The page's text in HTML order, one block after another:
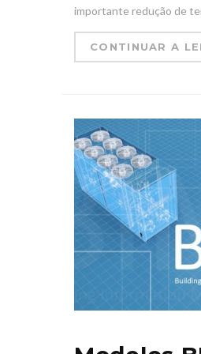
importante redução de
CONTINUAR A